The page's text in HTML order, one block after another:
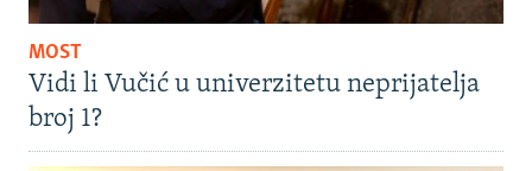
MOST
Vidi li Vučić u univerzitetu neprijatelja
broj 1?